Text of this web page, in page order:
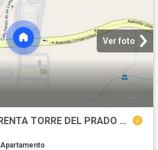
Ver foto
DEPARTAMENTO EN RENTA TORRE DEL PRADO PUERTA LAS LOMAS ZAPOPAN
Apartamento